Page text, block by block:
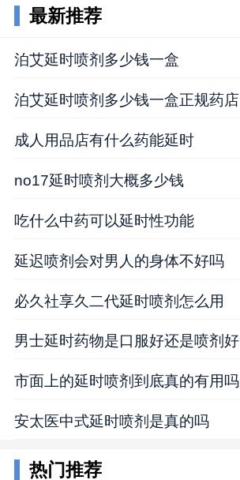
最新推荐
泊艾延时喷剂多少钱一盒
泊艾延时喷剂多少钱一盒正规药店
成人用品店有什么药能延时
no17延时喷剂大概多少钱
吃什么中药可以延时性功能
延迟喷剂会对男人的身体不好吗
必久社享久二代延时喷剂怎么用
男士延时药物是口服好还是喷剂好
市面上的延时喷剂到底真的有用吗
安太医中式延时喷剂是真的吗
热门推荐